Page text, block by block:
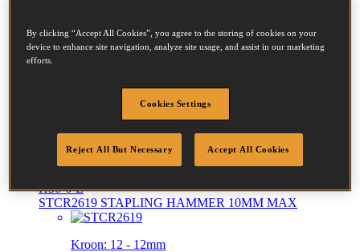
BHT150C
BTA STAPLING HAMMER 14MM MAX
10.7 - 10.7mm
6 - 14mm
H30-6-E
STCR2619 STAPLING HAMMER 10MM MAX
Kroon: 12 - 12mm
By clicking “Accept All Cookies”, you agree to the storing of cookies on your
device to enhance site navigation, analyze site usage, and assist in our marketing
efforts.
Cookies Settings
Reject All But Necessary Accept All Cookies